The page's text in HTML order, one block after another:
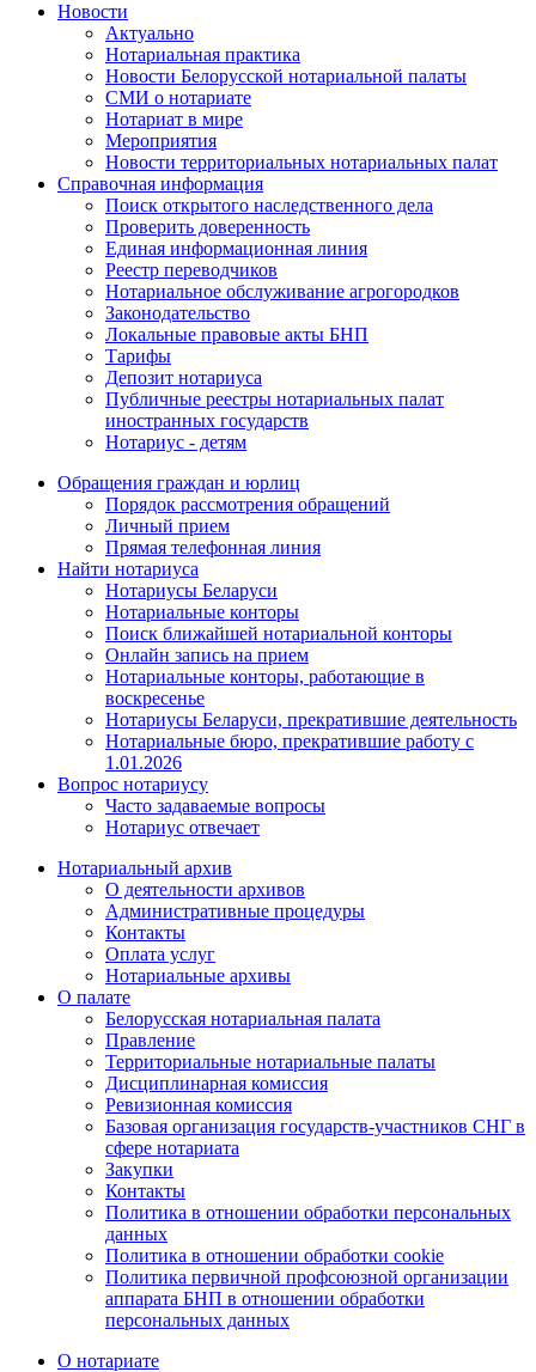
Новости
Актуально
Нотариальная практика
Новости Белорусской нотариальной палаты
СМИ о нотариате
Нотариат в мире
Мероприятия
Новости территориальных нотариальных палат
Справочная информация
Поиск открытого наследственного дела
Проверить доверенность
Единая информационная линия
Реестр переводчиков
Нотариальное обслуживание агрогородков
Законодательство
Локальные правовые акты БНП
Тарифы
Депозит нотариуса
Публичные реестры нотариальных палат
иностранных государств
Нотариус - детям
Обращения граждан и юрлиц
Порядок рассмотрения обращений
Личный прием
Прямая телефонная линия
Найти нотариуса
Нотариусы Беларуси
Нотариальные конторы
Поиск ближайшей нотариальной конторы
Онлайн запись на прием
Нотариальные конторы, работающие в
воскресенье
Нотариусы Беларуси, прекратившие деятельность
Нотариальные бюро, прекратившие работу с
1.01.2026
Вопрос нотариусу
Часто задаваемые вопросы
Нотариус отвечает
Нотариальный архив
О деятельности архивов
Административные процедуры
Контакты
Оплата услуг
Нотариальные архивы
О палате
Белорусская нотариальная палата
Правление
Территориальные нотариальные палаты
Дисциплинарная комиссия
Ревизионная комиссия
Базовая организация государств-участников СНГ в
сфере нотариата
Закупки
Контакты
Политика в отношении обработки персональных
данных
Политика в отношении обработки cookie
Политика первичной профсоюзной организации
аппарата БНП в отношении обработки
персональных данных
О нотариате